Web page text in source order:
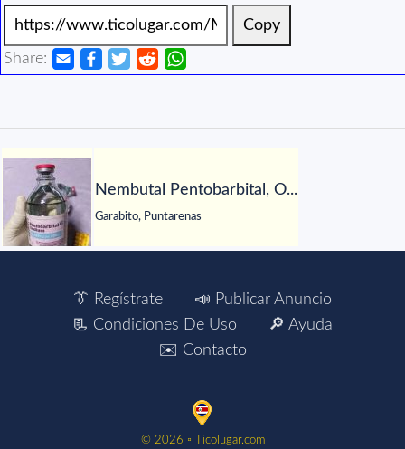
Copy
Share:
Nembutal Pentobarbital, O...
Garabito, Puntarenas
👔 Regístrate
📣 Publicar Anuncio
📃 Condiciones De Uso
🔎 Ayuda
✉️ Contacto
©️ 2026 ▫️ Ticolugar.com